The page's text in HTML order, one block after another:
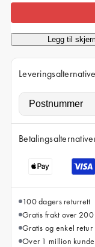
iPhone 15
iPhone 14 Pro
iPhone 13
Alle telefonmodeller
Legg til
100 dagers returrett
Gratis frakt over 200
Gratis og enkel retur
Over 1 million